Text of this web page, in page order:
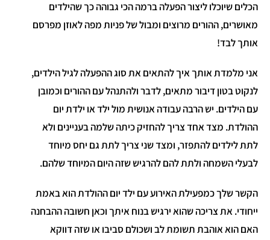
הכלים שיוכלו ליצור הפעלה ברמה הכי גבוהה כך שהילדים
מאושרים, ההורים מרוצים ומבול של פניות מפה לאוזן מפרסם
אותך לבד!
אני מלמדת אותך איך להתאים את סוג ההפעלה לגיל הילדים,
לנקוט בטון דיבור מתאים, לדבר ולהתנהל עם ההורים וכמובן
עם הילדים. יש הרבה עבודה אנושית מול ילד או ילדת יום
ההולדת. מצד אחד צריך להחזיק כיתה שלמה בעניינים ולא
לתת לילדים להתפזר, ומצד שני צריך לתת גם יחס מיוחד
לבעלי השמחה ולתת להם להרגיש שזה היום המיוחד שלהם.
הקשר שלך כמפעילת האירוע עם ילד יום ההולדת הוא באמת
ייחודי. את צריכה שהוא ירגיש בנוח איתך וכאן חשובה ההבחנה
האם הוא אוהבת תשומת לב ושכולם סביבו או שזה דווקא